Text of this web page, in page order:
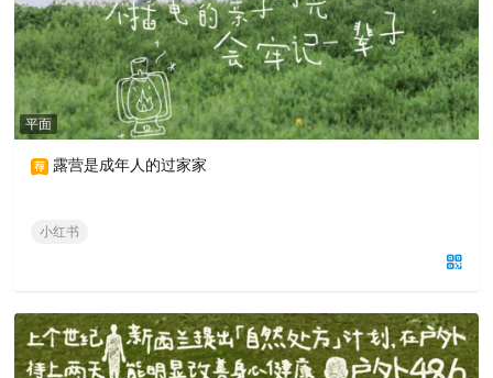
平面
露营是成年人的过家家
小红书